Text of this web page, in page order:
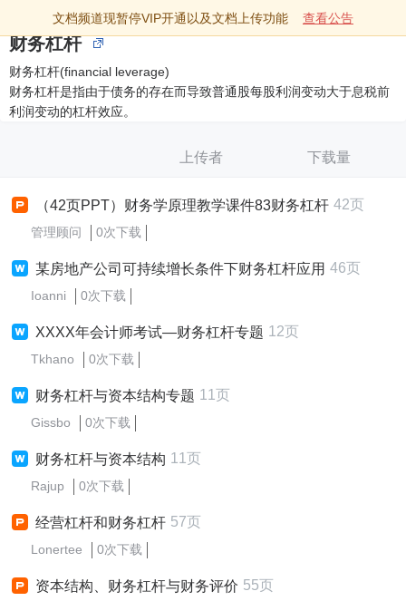
文档频道现暂停VIP开通以及文档上传功能 查看公告
财务杠杆
财务杠杆(financial leverage)
财务杠杆是指由于债务的存在而导致普通股每股利润变动大于息税前
利润变动的杠杆效应。
上传者 下载量
（42页PPT）财务学原理教学课件83财务杠杆 42页
管理顾问 0次下载
某房地产公司可持续增长条件下财务杠杆应用 46页
Ioanni 0次下载
XXXX年会计师考试—财务杠杆专题 12页
Tkhano 0次下载
财务杠杆与资本结构专题 11页
Gissbo 0次下载
财务杠杆与资本结构 11页
Rajup 0次下载
经营杠杆和财务杠杆 57页
Lonertee 0次下载
资本结构、财务杠杆与财务评价 55页